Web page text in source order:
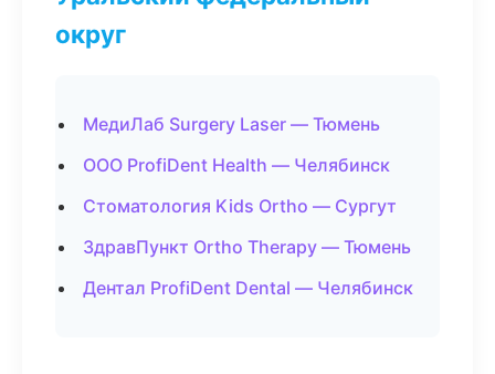
округ
МедиЛаб Surgery Laser — Тюмень
ООО ProfiDent Health — Челябинск
Стоматология Kids Ortho — Сургут
ЗдравПункт Ortho Therapy — Тюмень
Дентал ProfiDent Dental — Челябинск